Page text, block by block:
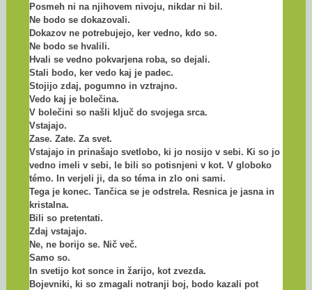
Posmeh ni na njihovem nivoju, nikdar ni bil.
Ne bodo se dokazovali.
Dokazov ne potrebujejo, ker vedno, kdo so.
Ne bodo se hvalili.
Hvali se vedno pokvarjena roba, so dejali.
Stali bodo, ker vedo kaj je padec.
Stojijo zdaj, pogumno in vztrajno.
Vedo kaj je bolečina.
V bolečini so našli ključ do svojega srca.
Vstajajo.
Zase. Zate. Za svet.
Vstajajo in prinašajo svetlobo, ki jo nosijo v sebi. Ki so jo
vedno imeli v sebi, le bili so potisnjeni v kot. V globoko
témo. In verjeli ji, da so téma in zlo oni sami.
Tega je konec. Tančica se je odstrela. Resnica je jasna in
kristalna.
Bili so pretentati.
Zdaj vstajajo.
Ne, ne borijo se. Nič več.
Samo so.
In svetijo kot sonce in žarijo, kot zvezda.
Bojevniki, ki so zmagali notranji boj, bodo kazali pot